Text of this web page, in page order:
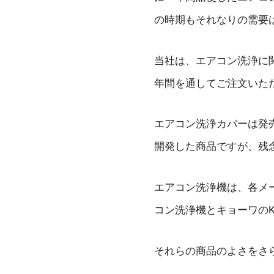
の時期もそれなりの需要
当社は、エアコン洗浄に
年間を通してご注文いた
エアコン洗浄カバーは発
開発した商品ですが、
エアコン洗浄機は、各メ
コン洗浄機とキョーワの
それらの商品のよさをさ